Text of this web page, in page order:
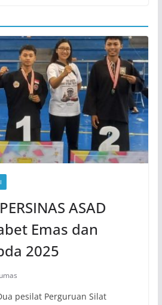
ASAD
Emas dan
2025
pesilat Perguruan Silat